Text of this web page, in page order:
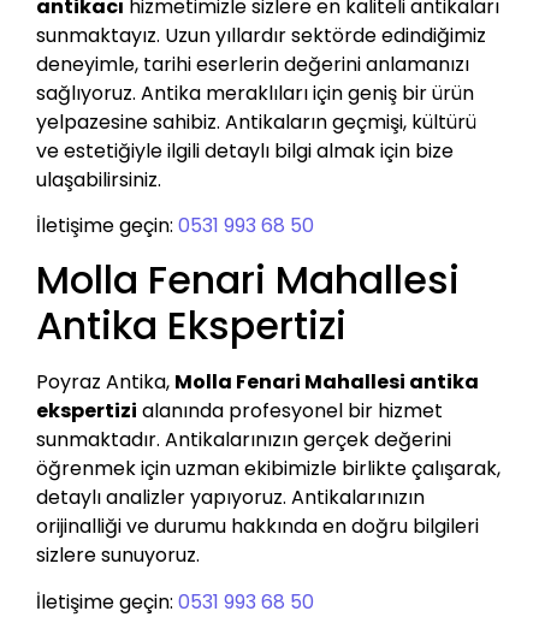
antikacı hizmetimizle sizlere en kaliteli antikaları
sunmaktayız. Uzun yıllardır sektörde edindiğimiz
deneyimle, tarihi eserlerin değerini anlamanızı
sağlıyoruz. Antika meraklıları için geniş bir ürün
yelpazesine sahibiz. Antikaların geçmişi, kültürü
ve estetiğiyle ilgili detaylı bilgi almak için bize
ulaşabilirsiniz.
İletişime geçin: 0531 993 68 50
Molla Fenari Mahallesi
Antika Ekspertizi
Poyraz Antika, Molla Fenari Mahallesi antika
ekspertizi alanında profesyonel bir hizmet
sunmaktadır. Antikalarınızın gerçek değerini
öğrenmek için uzman ekibimizle birlikte çalışarak,
detaylı analizler yapıyoruz. Antikalarınızın
orijinalliği ve durumu hakkında en doğru bilgileri
sizlere sunuyoruz.
İletişime geçin: 0531 993 68 50